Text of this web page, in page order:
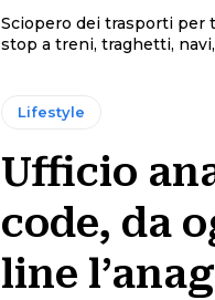
Sciopero dei trasporti per
stop a treni, traghetti,
Lifestyle
Ufficio
code, da
line